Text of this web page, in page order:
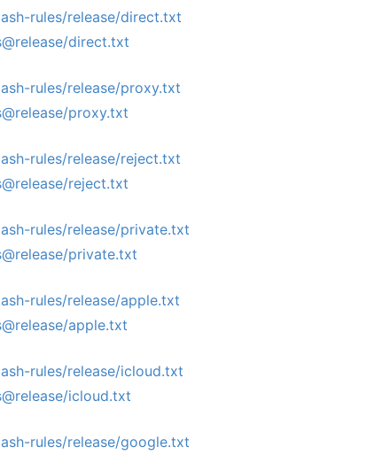
rules/release/direct.txt
direct.txt
rules/release/proxy.txt
proxy.txt
rules/release/reject.txt
reject.txt
rules/release/private.txt
private.txt
rules/release/apple.txt
apple.txt
rules/release/icloud.txt
icloud.txt
rules/release/google.txt